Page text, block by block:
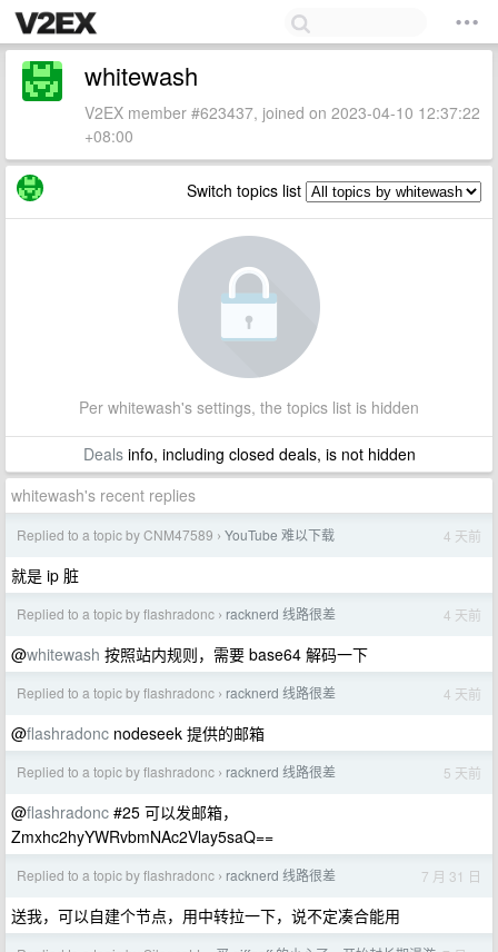
whitewash
V2EX member #623437, joined on 2023-04-10 12:37:22
+08:00
Switch topics list
Per whitewash's settings, the topics list is hidden
Dealsinfo, including closed deals, is not hidden
whitewash's recent replies
Replied to a topic by CNM47589 › YouTube 难以下载 4 天前
就是 ip 脏
Replied to a topic by flashradonc › racknerd 线路很差 4 天前
@whitewash 按照站内规则，需要 base64 解码一下
Replied to a topic by flashradonc › racknerd 线路很差 4 天前
@flashradonc nodeseek 提供的邮箱
Replied to a topic by flashradonc › racknerd 线路很差 5 天前
@flashradonc #25 可以发邮箱，
Zmxhc2hyYWRvbmNAc2Vlay5saQ==
Replied to a topic by flashradonc › racknerd 线路很差 7 月 31 日
送我，可以自建个节点，用中转拉一下，说不定凑合能用